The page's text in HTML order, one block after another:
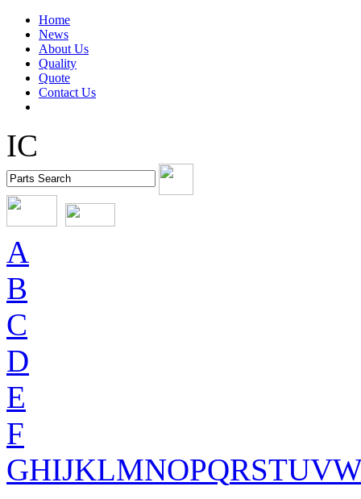
Home
News
About Us
Quality
Quote
Contact Us
IC
A
B
C
D
E
F
GHIJKLMNOPQRSTUV